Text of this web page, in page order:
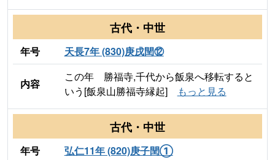
古代・中世
年号 天長7年 (830)庚戌閏⑫
内容
この年 勝福寺,千代から飯泉へ移転すると
いう[飯泉山勝福寺縁起]
もっと見る
古代・中世
年号 弘仁11年 (820)庚子閏①